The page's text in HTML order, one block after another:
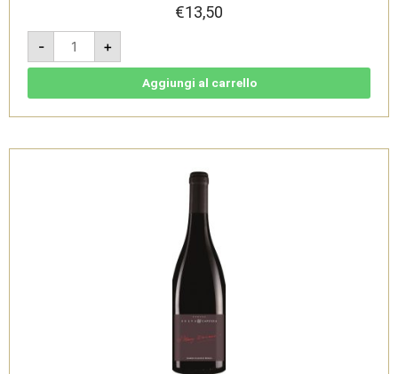
€13,50
-
Hirundo
Garda
Rosé
-
Classico
-
+
Aggiungi al carrello